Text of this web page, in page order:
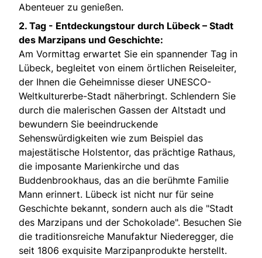
Abenteuer zu genießen.
2. Tag - Entdeckungstour durch Lübeck – Stadt
des Marzipans und Geschichte:
Am Vormittag erwartet Sie ein spannender Tag in
Lübeck, begleitet von einem örtlichen Reiseleiter,
der Ihnen die Geheimnisse dieser UNESCO-
Weltkulturerbe-Stadt näherbringt. Schlendern Sie
durch die malerischen Gassen der Altstadt und
bewundern Sie beeindruckende
Sehenswürdigkeiten wie zum Beispiel das
majestätische Holstentor, das prächtige Rathaus,
die imposante Marienkirche und das
Buddenbrookhaus, das an die berühmte Familie
Mann erinnert. Lübeck ist nicht nur für seine
Geschichte bekannt, sondern auch als die "Stadt
des Marzipans und der Schokolade". Besuchen Sie
die traditionsreiche Manufaktur Niederegger, die
seit 1806 exquisite Marzipanprodukte herstellt.